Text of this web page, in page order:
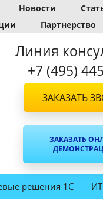
Новости
Партнерство
Линия
+7 (495)
ЗАКАЗАТЬ
ЗАКАЗАТЬ
решения 1С